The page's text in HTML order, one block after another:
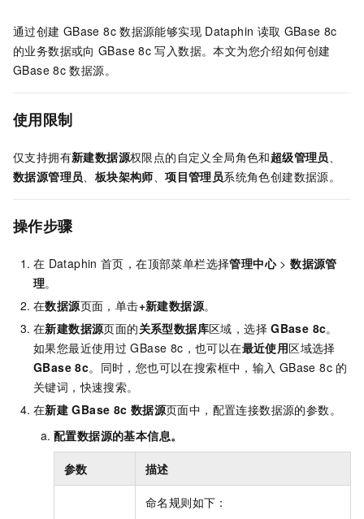
通过创建 GBase 8c 数据源能够实现 Dataphin 读取 GBase 8c
的业务数据或向 GBase 8c 写入数据。本文为您介绍如何创建
GBase 8c 数据源。
使用限制
仅支持拥有新建数据源权限点的自定义全局角色和超级管理员、
数据源管理员、 板块架构师、项目管理员系统角色创建数据源。
操作步骤
在 Dataphin 首页，在顶部菜单栏选择管理中心>数据源管
理。
在数据源页面，单击+新建数据源。
在新建数据源页面的关系型数据库区域，选择 GBase 8c。
如果您最近使用过 GBase 8c，也可以在最近使用区域选择
GBase 8c。同时，您也可以在搜索框中，输入 GBase 8c 的
关键词，快速搜索。
在新建 GBase 8c 数据源页面中，配置连接数据源的参数。
配置数据源的基本信息。
参数 描述
命名规则如下：